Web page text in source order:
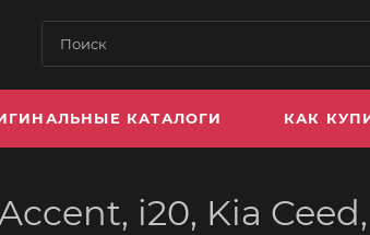
КАТАЛОГИ КАК
i20, Kia